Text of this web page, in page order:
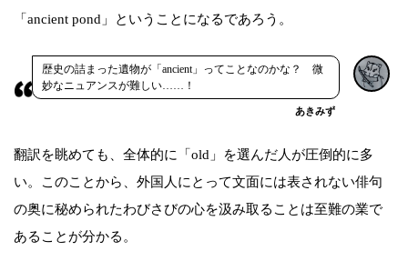
「ancient pond」ということになるであろう。
歴史の詰まった遺物が「ancient」ってことなのかな？ 微
妙なニュアンスが難しい……！
あきみず
翻訳を眺めても、全体的に「old」を選んだ人が圧倒的に多
い。このことから、外国人にとって文面には表されない俳句
の奥に秘められたわびさびの心を汲み取ることは至難の業で
あることが分かる。